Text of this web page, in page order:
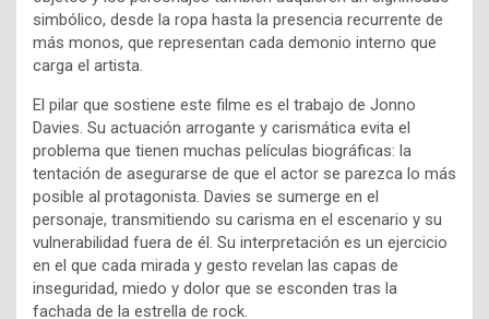
simbólico, desde la ropa hasta la presencia recurrente de
más monos, que representan cada demonio interno que
carga el artista.
El pilar que sostiene este filme es el trabajo de Jonno
Davies. Su actuación arrogante y carismática evita el
problema que tienen muchas películas biográficas: la
tentación de asegurarse de que el actor se parezca lo más
posible al protagonista. Davies se sumerge en el
personaje, transmitiendo su carisma en el escenario y su
vulnerabilidad fuera de él. Su interpretación es un ejercicio
en el que cada mirada y gesto revelan las capas de
inseguridad, miedo y dolor que se esconden tras la
fachada de la estrella de rock.